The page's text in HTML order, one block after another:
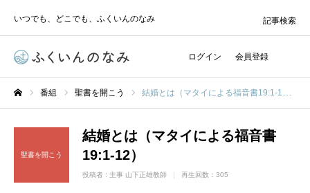
いつでも、どこでも、ふくいんのなみ
ログイン 会員登録
記事検索
番組 聖書を開こう 結婚とは（マタイによる福音書19:1-12）
聖書を開こう
結婚とは（マタイによる福音書
19:1-12）
投稿者 : 主事 山下正雄教師 再生回数：305